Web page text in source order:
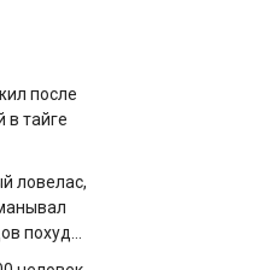
после
в тайге
ловелас,
похудел